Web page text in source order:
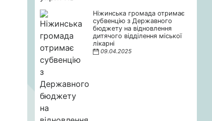
Ніжинська громада отримає
субвенцію з Державного
бюджету на відновлення
дитячого відділення міської
лікарні
09.04.2025